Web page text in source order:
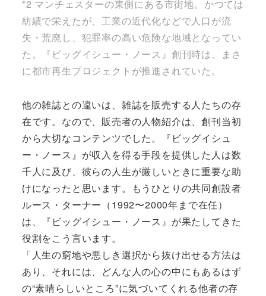
*2 マンチェスターの東側にある市街地。かつては
紡績で栄えたが、工業の近代化などで人口が流
失・荒廃し、犯罪率の高い危険な地域となってい
た。『ビッグイシュー・ノース』創刊時は、まさ
に都市再生プロジェクトが推進されていた。
他の雑誌との違いは、雑誌を販売する人たちの存
在です。なので、販売者の人物紹介は、創刊当初
から大切なコンテンツでした。『ビッグイシュ
ー・ノース』が収入を得る手段を提供した人は数
千人に及び、彼らの人生が厳しいときに重要な助
けになったと思います。もうひとりの共同創設者
ルース・ターナー（1992〜2000年まで在任）
は、『ビッグイシュー・ノース』が果たしてきた
役割をこう言います。
「人生の窮地や悪しき選択から抜け出せる方法は
あり、それには、どんな人の心の中にもあるはず
の“素晴らしいところ”に気づいてくれる他者の存